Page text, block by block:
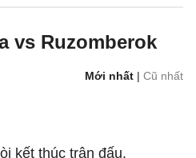
vs Ruzomberok
Mới nhất | Cũ nhất
kết thúc trận đấu.